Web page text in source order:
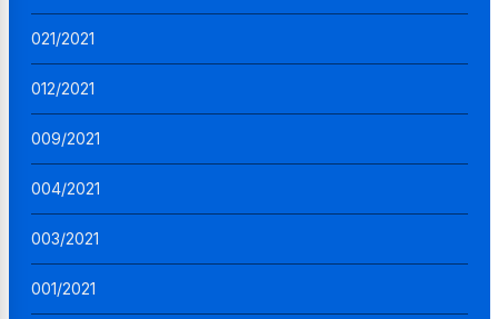
021/2021
012/2021
009/2021
004/2021
003/2021
001/2021